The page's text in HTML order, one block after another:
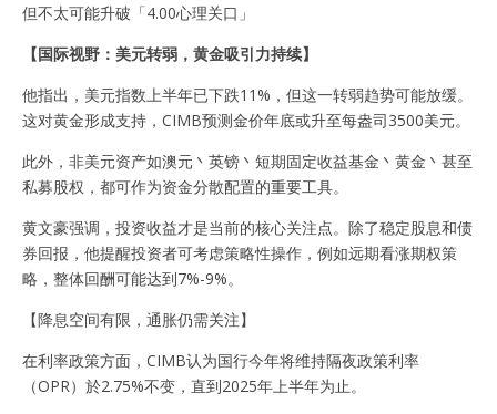
但不太可能升破「4.00心理关口」
【国际视野：美元转弱，黄金吸引力持续】
他指出，美元指数上半年已下跌11%，但这一转弱趋势可能放缓。
这对黄金形成支持，CIMB预测金价年底或升至每盎司3500美元。
此外，非美元资产如澳元丶英镑丶短期固定收益基金丶黄金丶甚至
私募股权，都可作为资金分散配置的重要工具。
黄文豪强调，投资收益才是当前的核心关注点。除了稳定股息和债
券回报，他提醒投资者可考虑策略性操作，例如远期看涨期权策
略，整体回酬可能达到7%-9%。
【降息空间有限，通胀仍需关注】
在利率政策方面，CIMB认为国行今年将维持隔夜政策利率
（OPR）於2.75%不变，直到2025年上半年为止。